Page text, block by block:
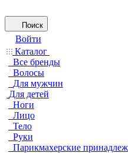
Поиск
Войти
Каталог
Все бренды
Волосы
Для мужчин
Для детей
Ноги
Лицо
Тело
Руки
Парикмахерские